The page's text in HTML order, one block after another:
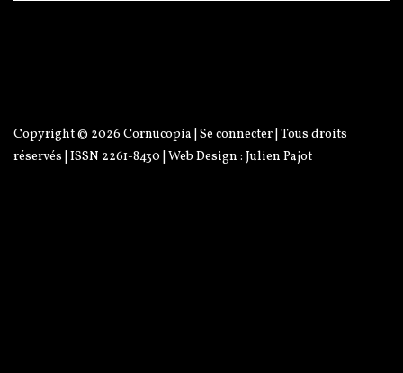
Copyright © 2026 Cornucopia Se connecter | Tous droits
réservés | ISSN 2261-8430 | Web Design : Julien Pajot